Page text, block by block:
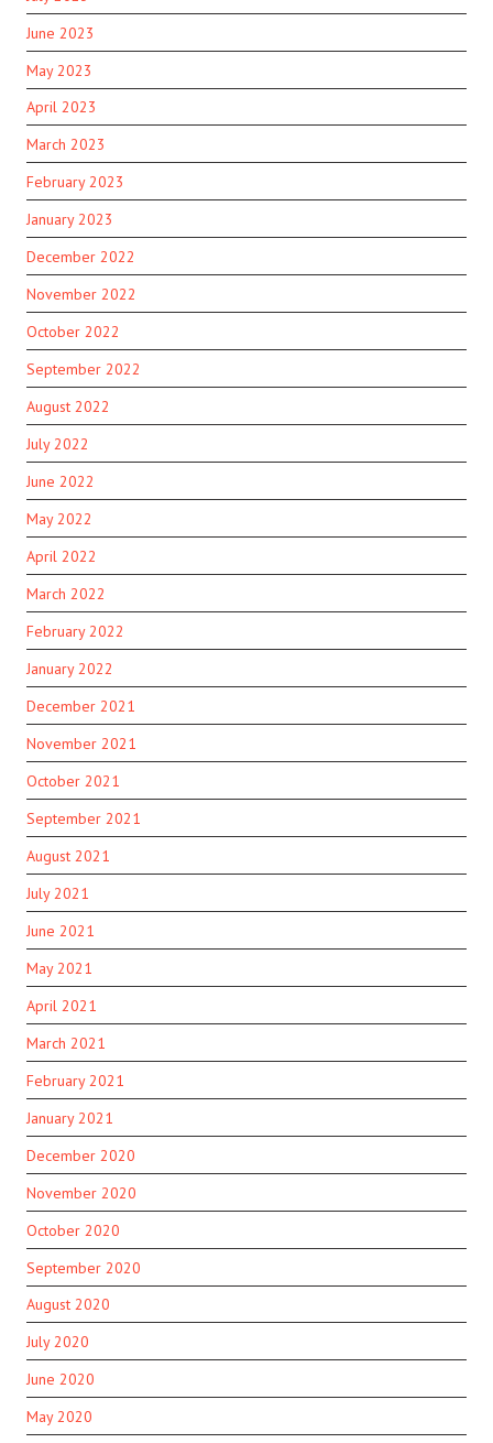
June 2023
May 2023
April 2023
March 2023
February 2023
January 2023
December 2022
November 2022
October 2022
September 2022
August 2022
July 2022
June 2022
May 2022
April 2022
March 2022
February 2022
January 2022
December 2021
November 2021
October 2021
September 2021
August 2021
July 2021
June 2021
May 2021
April 2021
March 2021
February 2021
January 2021
December 2020
November 2020
October 2020
September 2020
August 2020
July 2020
June 2020
May 2020